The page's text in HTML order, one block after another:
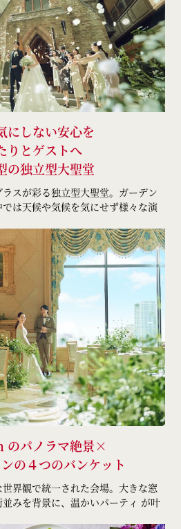
にしない安心を
りとゲストへ
の独立型大聖堂
スが彩る独立型大聖堂。ガーデン
は天候や気候を気にせず様々な演
のパノラマ絶景×
の４つのバンケット
界観で統一された会場。大きな窓
みを背景に、温かいパーティ が叶